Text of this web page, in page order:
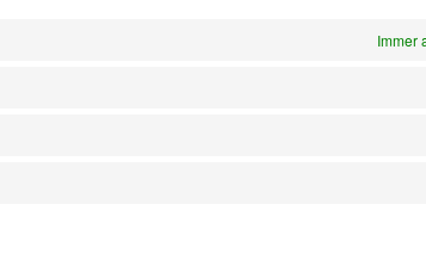
Immer